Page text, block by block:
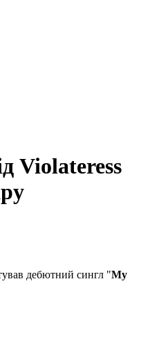
Violateress
дебютний сингл "My